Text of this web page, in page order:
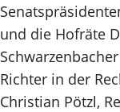
und die Hofräte
Richter in der
Christian Pötzl,